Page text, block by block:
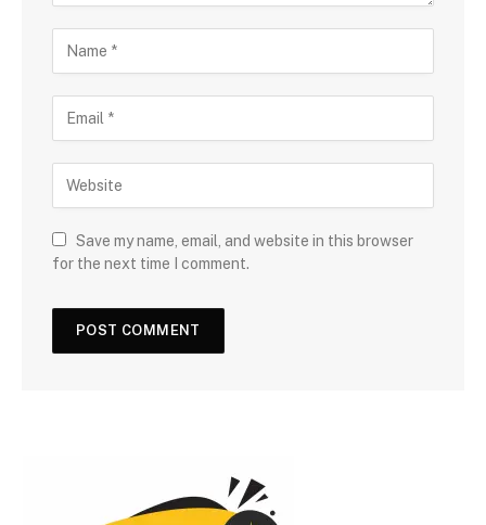
Save my name, email, and website in this browser
for the next time I comment.